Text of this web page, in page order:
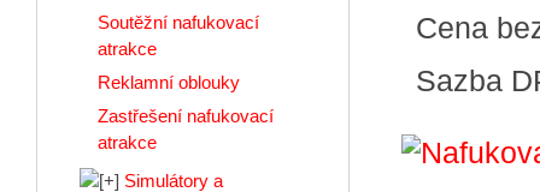
Cena
Sazba
Soutěžní nafukovací
atrakce
Reklamní oblouky
Zastřešení nafukovací
atrakce
Simulátory a